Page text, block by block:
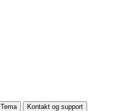
Tema Kontakt og support